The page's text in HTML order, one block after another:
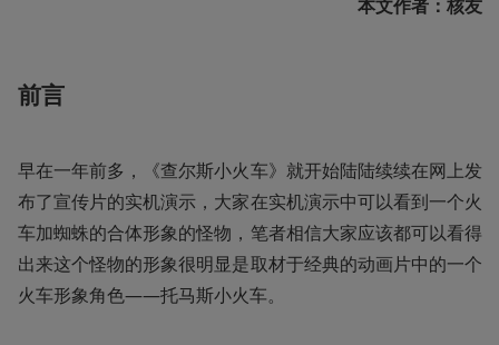
本文作者：核友
前言
早在一年前多，《查尔斯小火车》就开始陆陆续续在网上发
布了宣传片的实机演示，大家在实机演示中可以看到一个火
车加蜘蛛的合体形象的怪物，笔者相信大家应该都可以看得
出来这个怪物的形象很明显是取材于经典的动画片中的一个
火车形象角色——托马斯小火车。